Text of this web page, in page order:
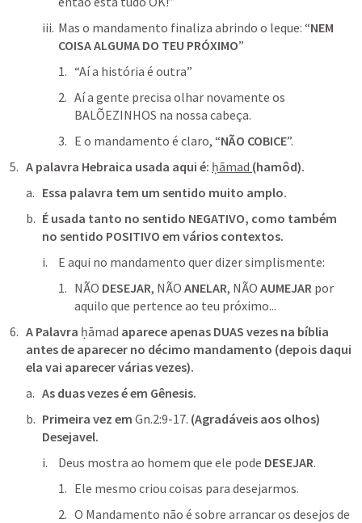
Mas o mandamento finaliza abrindo o leque: “NEM
COISA ALGUMA DO TEU PRÓXIMO”
“Aí a história é outra”
Aí a gente precisa olhar novamente os
BALÕEZINHOS na nossa cabeça.
E o mandamento é claro, “NÃO COBICE”.
A palavra Hebraica usada aqui é: ḥāmad (hamôd).
Essa palavra tem um sentido muito amplo.
É usada tanto no sentido NEGATIVO, como também
no sentido POSITIVO em vários contextos.
E aqui no mandamento quer dizer simplismente:
NÃO DESEJAR, NÃO ANELAR, NÃO AUMEJAR por
aquilo que pertence ao teu próximo...
A Palavra ḥāmad aparece apenas DUAS vezes na bíblia
antes de aparecer no décimo mandamento (depois daqui
ela vai aparecer várias vezes).
As duas vezes é em Gênesis.
Primeira vez em Gn.2:9-17. (Agradáveis aos olhos)
Desejavel.
Deus mostra ao homem que ele pode DESEJAR.
Ele mesmo criou coisas para desejarmos.
O Mandamento não é sobre arrancar os desejos de